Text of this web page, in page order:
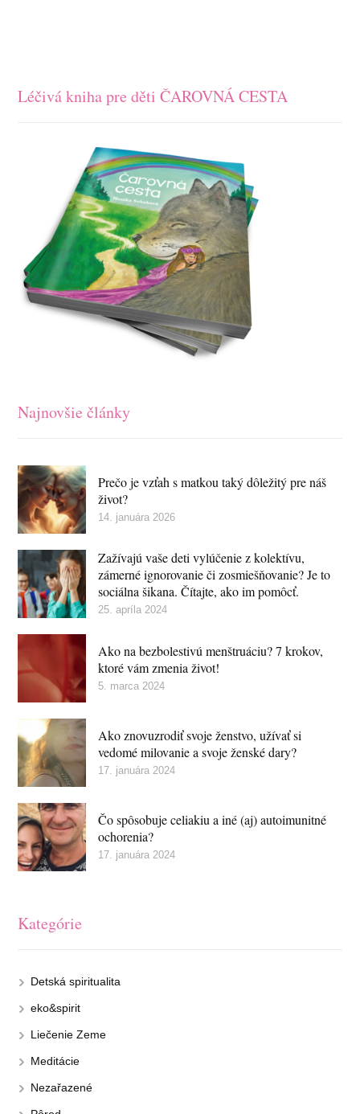
Léčivá kniha pre děti ČAROVNÁ CESTA
Najnovšie články
Prečo je vzťah s matkou taký dôležitý pre náš
život?
14. januára 2026
Zažívajú vaše deti vylúčenie z kolektívu,
zámerné ignorovanie či zosmiešňovanie? Je to
sociálna šikana. Čítajte, ako im pomôcť.
25. apríla 2024
Ako na bezbolestivú menštruáciu? 7 krokov,
ktoré vám zmenia život!
5. marca 2024
Ako znovuzrodiť svoje ženstvo, užívať si
vedomé milovanie a svoje ženské dary?
17. januára 2024
Čo spôsobuje celiakiu a iné (aj) autoimunitné
ochorenia?
17. januára 2024
Kategórie
Detská spiritualita
eko&spirit
Liečenie Zeme
Meditácie
Nezařazené